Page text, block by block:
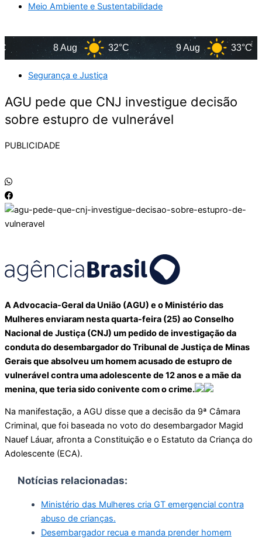
Meio Ambiente e Sustentabilidade
8 Aug 32°C 9 Aug 33°C
Segurança e Justiça
AGU pede que CNJ investigue decisão
sobre estupro de vulnerável
PUBLICIDADE
A Advocacia-Geral da União (AGU) e o Ministério das
Mulheres enviaram nesta quarta-feira (25) ao Conselho
Nacional de Justiça (CNJ) um pedido de investigação da
conduta do desembargador do Tribunal de Justiça de Minas
Gerais que absolveu um homem acusado de estupro de
vulnerável contra uma adolescente de 12 anos e a mãe da
menina, que teria sido conivente com o crime.
Na manifestação, a AGU disse que a decisão da 9ª Câmara
Criminal, que foi baseada no voto do desembargador Magid
Nauef Láuar, afronta a Constituição e o Estatuto da Criança do
Adolescente (ECA).
Notícias relacionadas:
Ministério das Mulheres cria GT emergencial contra
abuso de crianças.
Desembargador recua e manda prender homem